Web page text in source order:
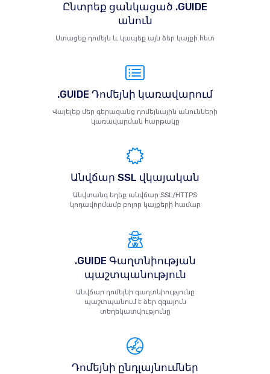
Ընտրեք ցանկացած .GUIDE
անուն
Ստացեք դոմեյն և կապեք այն ձեր կայքի հետ
.GUIDE Դոմեյնի կառավարում
Վայելեք մեր գերազանց դոմեյնային անունների
կառավարման հարթակը
Անվճար SSL վկայական
Անվտանգ եղեք անվճար SSL/HTTPS
կոդավորմամբ բոլոր կայքերի համար
.GUIDE Գաղտնիության
պաշտպանություն
Անվճար դոմեյնի գաղտնիությունը
պաշտպանում է ձեր զգայուն
տեղեկատվությունը
Դոմեյնի ընդլայնումներ